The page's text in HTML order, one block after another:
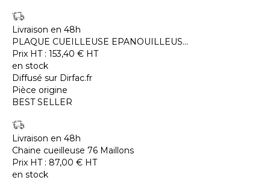
Livraison en 48h
PLAQUE CUEILLEUSE EPANOUILLEUS...
Prix HT : 153,40 € HT
en stock
Diffusé sur Dirfac.fr
Pièce origine
BEST SELLER
Livraison en 48h
Chaine cueilleuse 76 Maillons
Prix HT : 87,00 € HT
en stock